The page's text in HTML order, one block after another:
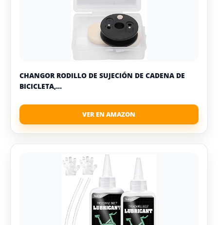
CHANGOR RODILLO DE SUJECIÓN DE CADENA DE
BICICLETA,...